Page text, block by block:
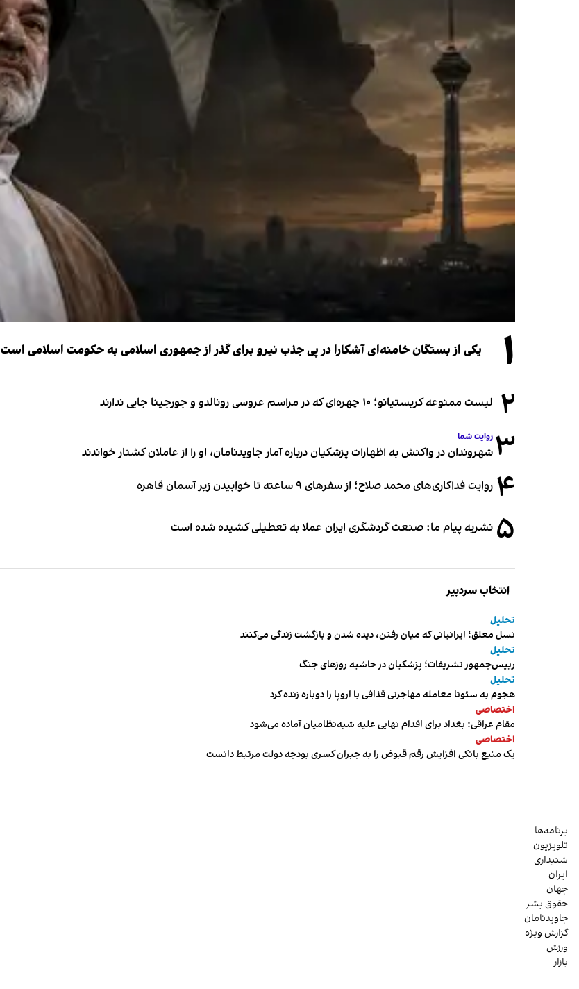
۱ یکی از بستگان خامنه‌ای آشکارا در پی جذب نیرو برای گذر از جمهوری اسلامی به حکومت اسلامی است
۲ لیست ممنوعه کریستیانو؛ ۱۰ چهره‌ای که در مراسم عروسی رونالدو و جورجینا جایی ندارند
۳ روایت شما
شهروندان در واکنش به اظهارات پزشکیان درباره آمار جاویدنامان، او را از عاملان کشتار خواندند
۴ روایت فداکاری‌های محمد صلاح؛ از سفرهای ۹ ساعته تا خوابیدن زیر آسمان قاهره
۵ نشریه پیام ما: صنعت گردشگری ایران عملا به تعطیلی کشیده شده است
انتخاب سردبیر
تحلیل
نسل معلق؛ ایرانیانی که میان رفتن، دیده شدن و بازگشت زندگی می‌کنند
تحلیل
رییس‌جمهور تشریفات؛ پزشکیان در حاشیه روزهای جنگ
تحلیل
هجوم به سئوتا معامله مهاجرتی قذافی با اروپا را دوباره زنده کرد
اختصاصی
مقام عراقی: بغداد برای اقدام نهایی علیه شبه‌نظامیان آماده می‌شود
اختصاصی
یک منبع بانکی افزایش رقم قبوض را به جبران کسری بودجه دولت مرتبط دانست
برنامه‌ها
تلویزیون
شنیداری
ایران
جهان
حقوق بشر
جاویدنامان
گزارش ویژه
ورزش
بازار